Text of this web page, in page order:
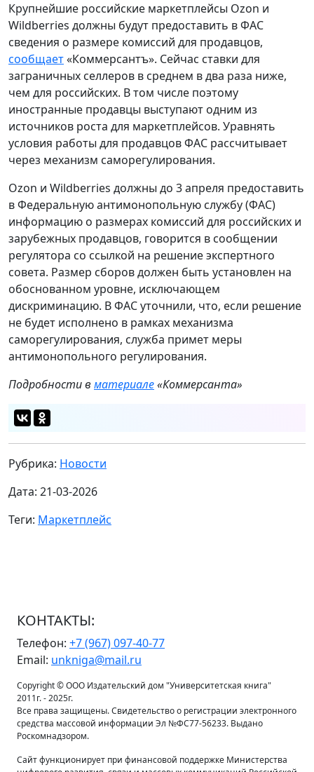
Крупнейшие российские маркетплейсы Ozon и
Wildberries должны будут предоставить в ФАС
сведения о размере комиссий для продавцов,
сообщает«Коммерсантъ». Сейчас ставки для
заграничных селлеров в среднем в два раза ниже,
чем для российских. В том числе поэтому
иностранные продавцы выступают одним из
источников роста для маркетплейсов. Уравнять
условия работы для продавцов ФАС рассчитывает
через механизм саморегулирования.
Ozon и Wildberries должны до 3 апреля предоставить
в Федеральную антимонопольную службу (ФАС)
информацию о размерах комиссий для российских и
зарубежных продавцов, говорится в сообщении
регулятора со ссылкой на решение экспертного
совета. Размер сборов должен быть установлен на
обоснованном уровне, исключающем
дискриминацию. В ФАС уточнили, что, если решение
не будет исполнено в рамках механизма
саморегулирования, служба примет меры
антимонопольного регулирования.
Подробности вматериале«Коммерсанта»
Рубрика: Новости
Дата: 21-03-2026
Теги: Маркетплейс
КОНТАКТЫ:
Телефон: +7 (967) 097-40-77
Email: unkniga@mail.ru
Copyright © ООО Издательский дом "Университетская книга"
2011г. - 2025г.
Все права защищены. Свидетельство о регистрации электронного
средства массовой информации Эл №ФС77-56233. Выдано
Роскомнадзором.
Сайт функционирует при финансовой поддержке Министерства